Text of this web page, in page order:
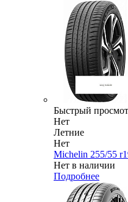
Быстрый
Нет
Летние
Нет
Michelin 255/55
Нет в наличии
Подробнее